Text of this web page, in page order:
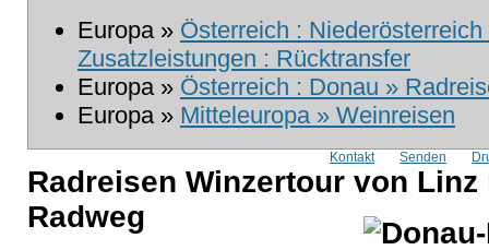
Europa » Österreich :
Zusatzleistungen : Rücktransfer
Europa » Österreich : Donau »
Europa » Mitteleuropa » Weinreisen
Kontakt Senden
Radreisen Winzertour von Linz
Radweg